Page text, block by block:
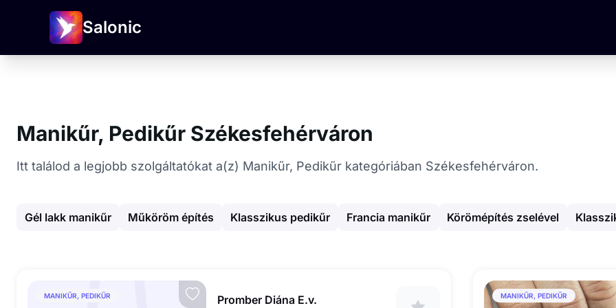
Salonic
Manikűr, Pedikűr Székesfehérváron
Itt találod a legjobb szolgáltatókat a(z) Manikűr, Pedikűr kategóriában Székesfehérváron.
Gél lakk manikűr Műköröm építés Klasszikus pedikűr Francia manikűr Körömépítés zselével
MANIKŰR, PEDIKŰR Promber Diána E.v. MANIKŰR, PEDIKŰR